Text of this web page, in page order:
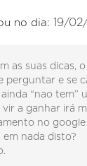
no dia: 19/02/
as suas dicas,
perguntar e se
“nao tem”
vir a ganhar irá
no
nada disto?